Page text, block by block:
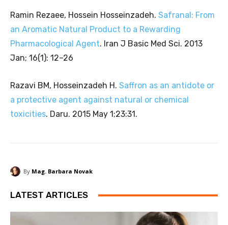
Ramin Rezaee, Hossein Hosseinzadeh. Safranal: From
an Aromatic Natural Product to a Rewarding
Pharmacological Agent. Iran J Basic Med Sci. 2013
Jan; 16(1): 12–26
Razavi BM, Hosseinzadeh H. Saffron as an antidote or
a protective agent against natural or chemical
toxicities. Daru. 2015 May 1;23:31.
By Mag. Barbara Novak
LATEST ARTICLES